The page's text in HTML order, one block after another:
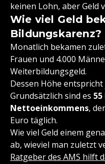
keinen Lohn, aber Geld
Wie viel Geld
Bildungskarenz?
Monatlich bekamen
Frauen und 4.000
Weiterbildungsgeld.
Dessen Höhe
Grundsätzlich sind es
Nettoeinkommens,
Euro täglich.
Wie viel Geld einem
ab, wieviel man zuletzt
Ratgeber des AMS hilft